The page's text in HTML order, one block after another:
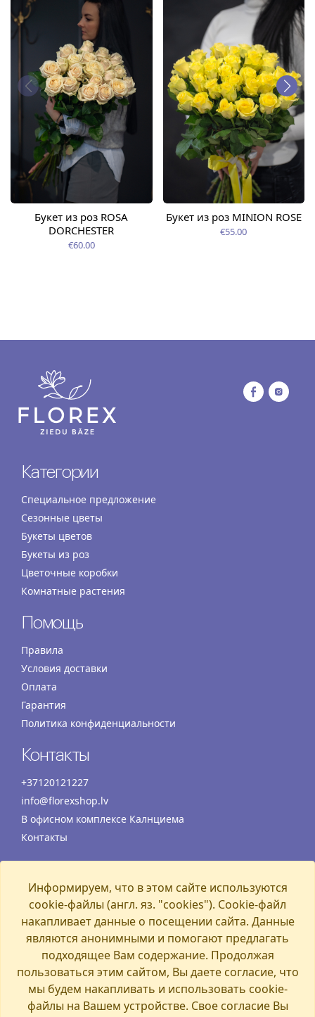
Букет из роз ROSA
DORCHESTER
€60.00
Букет из роз MINION ROSE
€55.00
Категории
Специальное предложение
Сезонные цветы
Букеты цветов
Букеты из роз
Цветочные коробки
Комнатные растения
Помощь
Правила
Условия доставки
Оплата
Гарантия
Политика конфиденциальности
Контакты
+37120121227
info@florexshop.lv
В офисном комплексе Калнциема
Контакты
Понедельник
07:00 – 19:00
07:00 – 19:00
Среда
07:00 – 19:00
Четверг
07:00 – 19:00
Пятница
07:00 – 19:00
Суббота
07:00 – 19:00
Воскресенье
07:00 – 15:00
Информируем, что в этом сайте используются
cookie-файлы (англ. яз. "cookies"). Cookie-файл
накапливает данные о посещении сайта. Данные
являются анонимными и помогают предлагать
подходящее Вам содержание. Продолжая
пользоваться этим сайтом, Вы даете согласие, что
мы будем накапливать и использовать cookie-
файлы на Вашем устройстве. Свое согласие Вы